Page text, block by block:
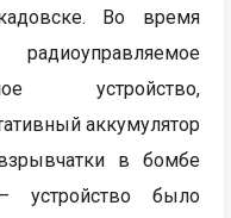
Во время
устройство,
аккумулятор
в бомбе
было